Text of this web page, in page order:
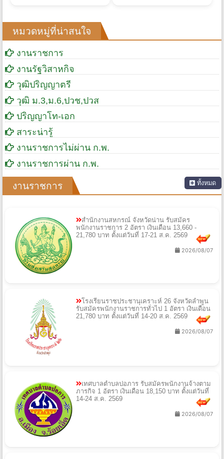
หมวดหมู่ที่น่าสนใจ
งานราชการ
งานรัฐวิสาหกิจ
วุฒิปริญญาตรี
วุฒิ ม.3,ม.6,ปวช,ปวส
ปริญญาโท-เอก
สาระน่ารู้
งานราชการไม่ผ่าน ก.พ.
งานราชการผ่าน ก.พ.
งานราชการ ทั้งหมด
สำนักงานสหกรณ์ จังหวัดน่าน รับสมัคร
พนักงานราชการ 2 อัตรา เงินเดือน 13,660 -
21,780 บาท ตั้งแต่วันที่ 17-21 ส.ค. 2569
2026/08/07
โรงเรียนราชประชานุเคราะห์ 26 จังหวัดลำพูน
รับสมัครพนักงานราชการทั่วไป 1 อัตรา เงินเดือน
21,780 บาท ตั้งแต่วันที่ 14-20 ส.ค. 2569
2026/08/07
เทศบาลตำบลปอภาร รับสมัครพนักงานจ้างตาม
ภารกิจ 1 อัตรา เงินเดือน 18,150 บาท ตั้งแต่วันที่
14-24 ส.ค. 2569
2026/08/07